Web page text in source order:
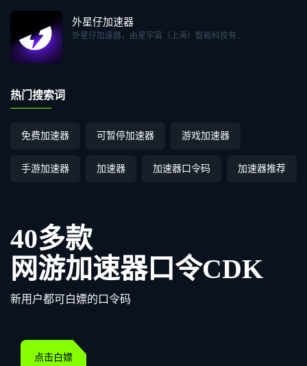
外星仔加速器
外星仔加速器，由星宇宙（上海）智能科技有...
热门搜索词
免费加速器 可暂停加速器 游戏加速器
手游加速器 加速器 加速器口令码 加速器推荐
40多款
网游加速器口令CDK
新用户都可白嫖的口令码
点击白嫖